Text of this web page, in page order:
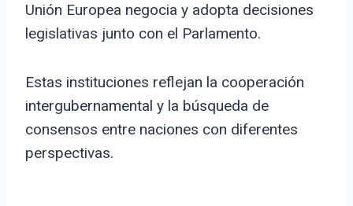
Unión Europea negocia y adopta decisiones
legislativas junto con el Parlamento.
Estas instituciones reflejan la cooperación
intergubernamental y la búsqueda de
consensos entre naciones con diferentes
perspectivas.